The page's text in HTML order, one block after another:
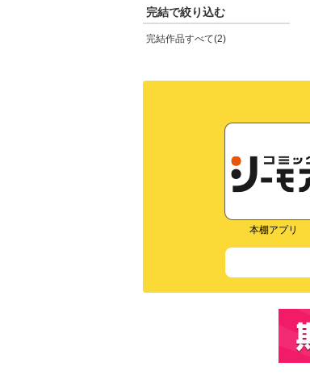
完結で絞り込む
完結作品すべて(2)
本棚アプリ